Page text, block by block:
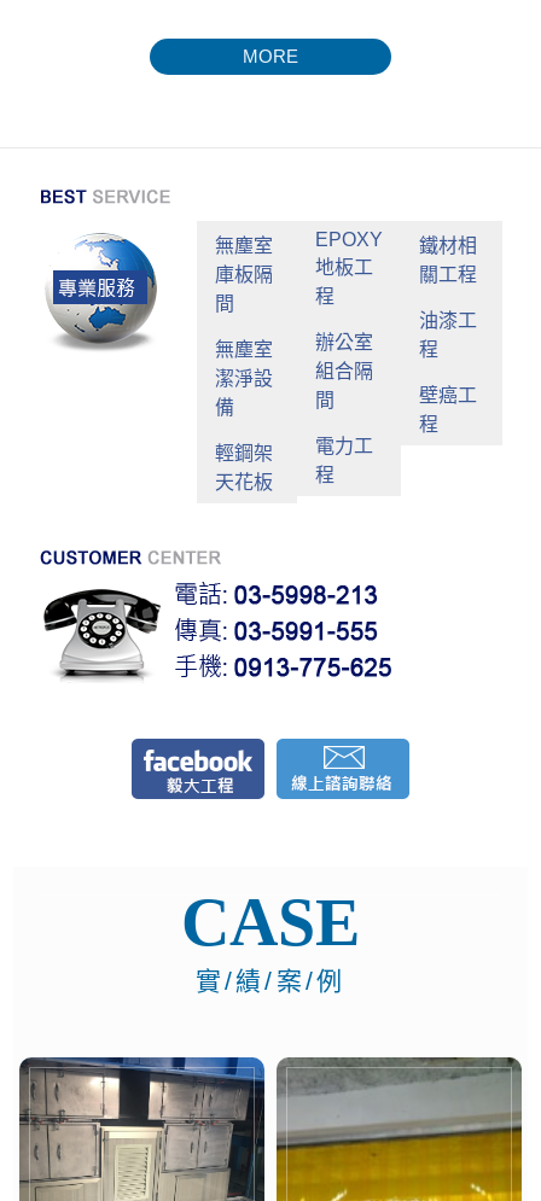
MORE
無塵室
庫板隔
間
無塵室
潔淨設
備
輕鋼架
天花板
EPOXY
地板工
程
辦公室
組合隔
間
電力工
程
鐵材相
關工程
油漆工
程
壁癌工
程
CASE
實/績/案/例